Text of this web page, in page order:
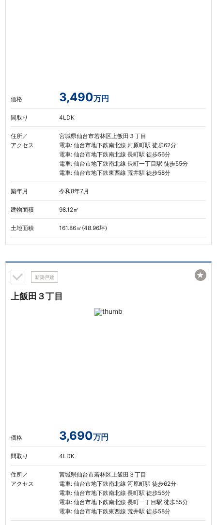
価格 3,490万円
間取り 4LDK
住所／
アクセス
宮城県仙台市若林区上飯田３丁目
電車: 仙台市地下鉄南北線 河原町駅 徒歩62分
電車: 仙台市地下鉄南北線 長町駅 徒歩56分
電車: 仙台市地下鉄南北線 長町一丁目駅 徒歩55分
電車: 仙台市地下鉄東西線 荒井駅 徒歩58分
築年月 令和8年7月
建物面積 98.12㎡
土地面積 161.86㎡(48.96坪)
新築戸建
上飯田３丁目
価格 3,690万円
間取り 4LDK
住所／
アクセス
宮城県仙台市若林区上飯田３丁目
電車: 仙台市地下鉄南北線 河原町駅 徒歩62分
電車: 仙台市地下鉄南北線 長町駅 徒歩56分
電車: 仙台市地下鉄南北線 長町一丁目駅 徒歩55分
電車: 仙台市地下鉄東西線 荒井駅 徒歩58分
★